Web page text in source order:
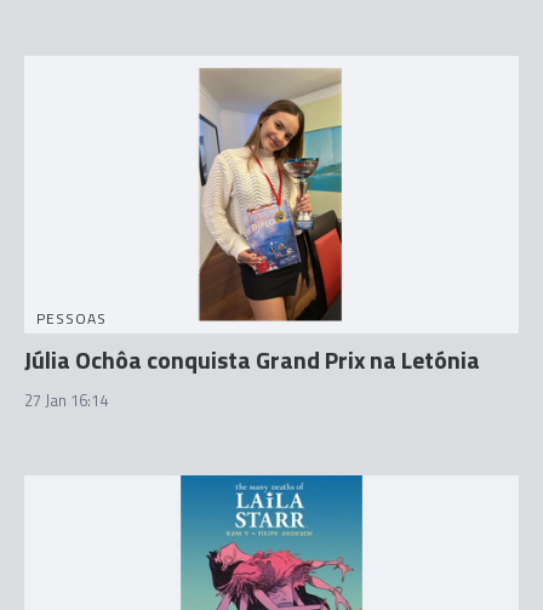
PESSOAS
Júlia Ochôa conquista Grand Prix na Letónia
27 Jan 16:14